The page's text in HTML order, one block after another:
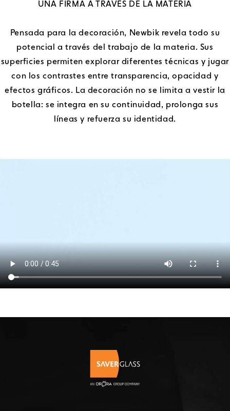
UNA FIRMA A TRAVÉS DE LA MATERIA
Pensada para la decoración, Newbik revela todo su
potencial a través del trabajo de la materia. Sus
superficies permiten explorar diferentes técnicas y jugar
con los contrastes entre transparencia, opacidad y
efectos gráficos. La decoración no se limita a vestir la
botella: se integra en su continuidad, prolonga sus
líneas y refuerza su identidad.